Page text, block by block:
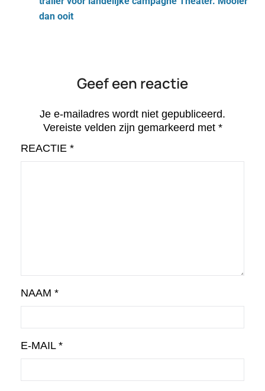
dan ooit
Geef een reactie
Je e-mailadres wordt niet gepubliceerd.
Vereiste velden zijn gemarkeerd met *
REACTIE *
NAAM *
E-MAIL *